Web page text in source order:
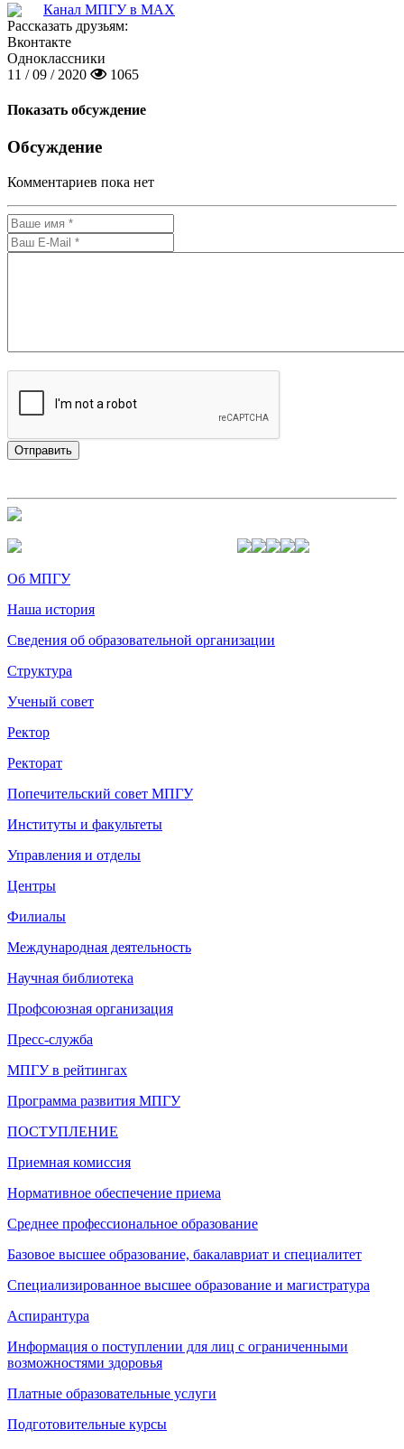
Канал МПГУ в MAX
Рассказать друзьям:
Вконтакте
Одноклассники
11 / 09 / 2020
1065
Показать обсуждение
Обсуждение
Комментариев пока нет
Об МПГУ
Наша история
Сведения об образовательной организации
Структура
Ученый совет
Ректор
Ректорат
Попечительский совет МПГУ
Институты и факультеты
Управления и отделы
Центры
Филиалы
Международная деятельность
Научная библиотека
Профсоюзная организация
Пресс-служба
МПГУ в рейтингах
Программа развития МПГУ
ПОСТУПЛЕНИЕ
Приемная комиссия
Нормативное обеспечение приема
Среднее профессиональное образование
Базовое высшее образование, бакалавриат и специалитет
Специализированное высшее образование и магистратура
Аспирантура
Информация о поступлении для лиц с ограниченными
возможностями здоровья
Платные образовательные услуги
Подготовительные курсы